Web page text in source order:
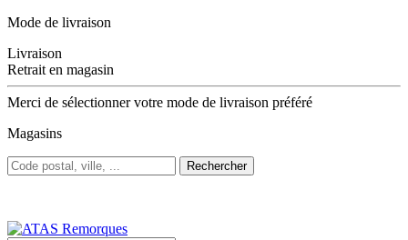
Mode de livraison
Livraison
Retrait en magasin
Merci de sélectionner votre mode de livraison préféré
Magasins
Rechercher